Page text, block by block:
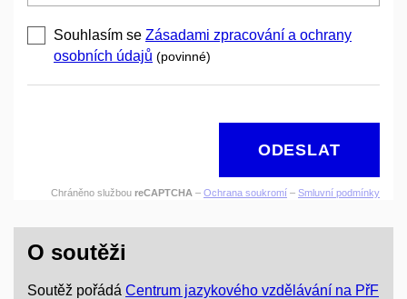
Souhlasím se Zásadami zpracování a ochrany
osobních údajů (povinné)
ODESLAT
Chráněno službou reCAPTCHA – Ochrana soukromí – Smluvní podmínky
O soutěži
Soutěž pořádá Centrum jazykového vzdělávání na PřF